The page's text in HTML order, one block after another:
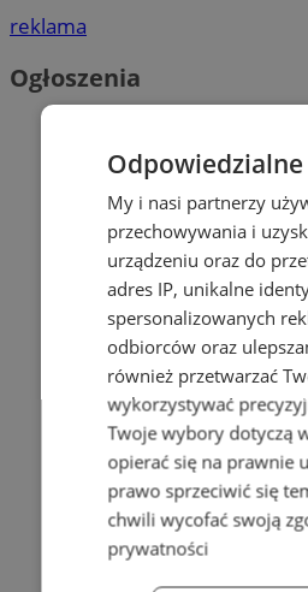
reklama
Ogłoszenia
My i nasi partnerzy
przechowywania i
urządzeniu oraz do
adres IP, unikalne
spersonalizowanych
odbiorców oraz
również przetwarzać
wykorzystywać
Twoje wybory dotyczą
opierać się na prawnie
prawo sprzeciwić się
chwili wycofać swoją
prywatności